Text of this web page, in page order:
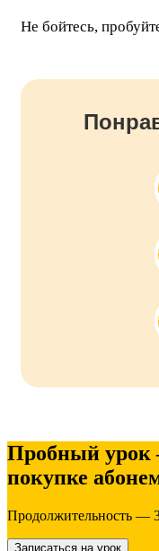
Не бойтесь,
Пробный урок
покупке
Продолжительность —
Записаться на урок